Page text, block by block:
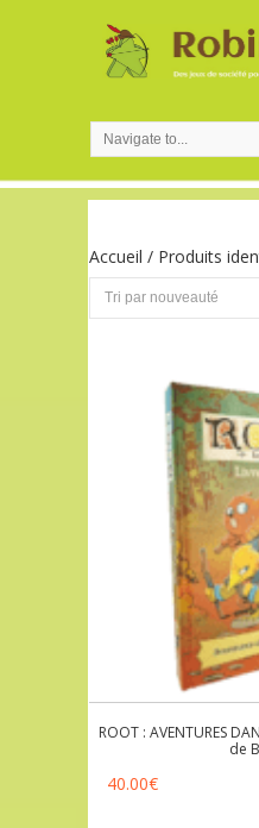
Accueil / Produits
ROOT : AVENTURES
de
40.00€